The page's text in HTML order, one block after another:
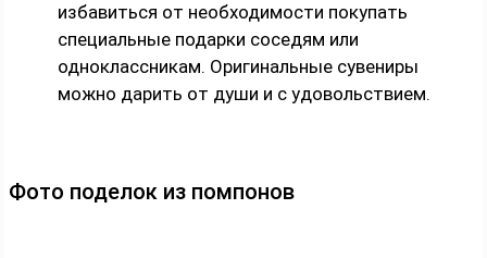
избавиться от необходимости покупать
специальные подарки соседям или
одноклассникам. Оригинальные сувениры
можно дарить от души и с удовольствием.
Фото поделок из помпонов